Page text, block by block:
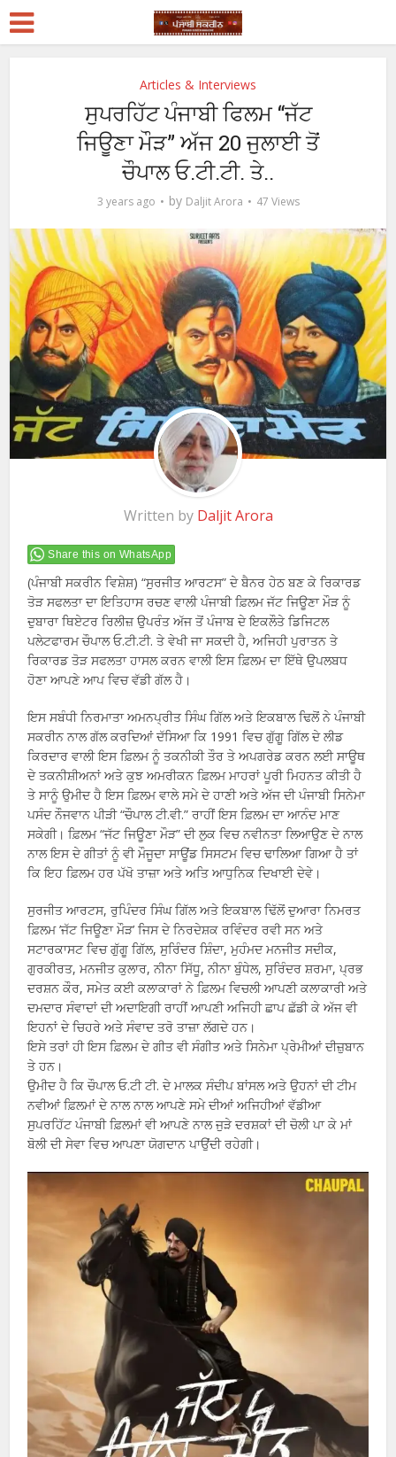
Articles & Interviews
ਸੁਪਰਹਿੱਟ ਪੰਜਾਬੀ ਫਿਲਮ “ਜੱਟ
ਜਿਊਣਾ ਮੌੜ” ਅੱਜ 20 ਜੁਲਾਈ ਤੋਂ
ਚੌਪਾਲ ਓ.ਟੀ.ਟੀ. ਤੇ..
3 years ago by Daljit Arora 47 Views
Written by Daljit Arora
Share this on WhatsApp
(ਪੰਜਾਬੀ ਸਕਰੀਨ ਵਿਸ਼ੇਸ਼) “ਸੁਰਜੀਤ ਆਰਟਸ” ਦੇ ਬੈਨਰ ਹੇਠ ਬਣ ਕੇ ਰਿਕਾਰਡ
ਤੋੜ ਸਫਲਤਾ ਦਾ ਇਤਿਹਾਸ ਰਚਣ ਵਾਲੀ ਪੰਜਾਬੀ ਫ਼ਿਲਮ ਜੱਟ ਜਿਊਣਾ ਮੌੜ ਨੂੰ
ਦੁਬਾਰਾ ਥਿਏਟਰ ਰਿਲੀਜ਼ ਉਪਰੰਤ ਅੱਜ ਤੋਂ ਪੰਜਾਬ ਦੇ ਇਕਲੌਤੇ ਡਿਜਿਟਲ
ਪਲੇਟਫਾਰਮ ਚੌਪਾਲ ਓ.ਟੀ.ਟੀ. ਤੇ ਵੇਖੀ ਜਾ ਸਕਦੀ ਹੈ, ਅਜਿਹੀ ਪੁਰਾਤਨ ਤੇ
ਰਿਕਾਰਡ ਤੋੜ ਸਫਲਤਾ ਹਾਸਲ ਕਰਨ ਵਾਲੀ ਇਸ ਫ਼ਿਲਮ ਦਾ ਇੱਥੇ ਉਪਲਬਧ
ਹੋਣਾ ਆਪਣੇ ਆਪ ਵਿਚ ਵੱਡੀ ਗੱਲ ਹੈ।
ਇਸ ਸਬੰਧੀ ਨਿਰਮਾਤਾ ਅਮਨਪ੍ਰੀਤ ਸਿੰਘ ਗਿੱਲ ਅਤੇ ਇਕਬਾਲ ਢਿਲੋਂ ਨੇ ਪੰਜਾਬੀ
ਸਕਰੀਨ ਨਾਲ ਗੱਲ ਕਰਦਿਆਂ ਦੱਸਿਆ ਕਿ 1991 ਵਿਚ ਗੁੱਗੂ ਗਿੱਲ ਦੇ ਲੀਡ
ਕਿਰਦਾਰ ਵਾਲੀ ਇਸ ਫ਼ਿਲਮ ਨੂੰ ਤਕਨੀਕੀ ਤੌਰ ਤੇ ਅਪਗਰੇਡ ਕਰਨ ਲਈ ਸਾਊਥ
ਦੇ ਤਕਨੀਸ਼ੀਅਨਾਂ ਅਤੇ ਕੁਝ ਅਮਰੀਕਨ ਫ਼ਿਲਮ ਮਾਹਰਾਂ ਪੂਰੀ ਮਿਹਨਤ ਕੀਤੀ ਹੈ
ਤੇ ਸਾਨੂੰ ਉਮੀਦ ਹੈ ਇਸ ਫ਼ਿਲਮ ਵਾਲੇ ਸਮੇ ਦੇ ਹਾਣੀ ਅਤੇ ਅੱਜ ਦੀ ਪੰਜਾਬੀ ਸਿਨੇਮਾ
ਪਸੰਦ ਨੌਜਵਾਨ ਪੀੜੀ “ਚੌਪਾਲ ਟੀ.ਵੀ.” ਰਾਹੀਂ ਇਸ ਫ਼ਿਲਮ ਦਾ ਆਨੰਦ ਮਾਣ
ਸਕੇਗੀ। ਫ਼ਿਲਮ “ਜੱਟ ਜਿਊਣਾ ਮੌੜ” ਦੀ ਲੁਕ ਵਿਚ ਨਵੀਨਤਾ ਲਿਆਉਣ ਦੇ ਨਾਲ
ਨਾਲ ਇਸ ਦੇ ਗੀਤਾਂ ਨੂੰ ਵੀ ਮੌਜੂਦਾ ਸਾਊਂਡ ਸਿਸਟਮ ਵਿਚ ਢਾਲਿਆ ਗਿਆ ਹੈ ਤਾਂ
ਕਿ ਇਹ ਫ਼ਿਲਮ ਹਰ ਪੱਖੋ ਤਾਜ਼ਾ ਅਤੇ ਅਤਿ ਆਧੁਨਿਕ ਦਿਖਾਈ ਦੇਵੇ।
ਸੁਰਜੀਤ ਆਰਟਸ, ਰੁਪਿੰਦਰ ਸਿੰਘ ਗਿੱਲ ਅਤੇ ਇਕਬਾਲ ਢਿੱਲੋਂ ਦੁਆਰਾ ਨਿਮਰਤ
ਫ਼ਿਲਮ ’ਜੱਟ ਜਿਊਣਾ ਮੌੜ’ ਜਿਸ ਦੇ ਨਿਰਦੇਸ਼ਕ ਰਵਿੰਦਰ ਰਵੀ ਸਨ ਅਤੇ
ਸਟਾਰਕਾਸਟ ਵਿਚ ਗੁੱਗੂ ਗਿੱਲ, ਸੁਰਿੰਦਰ ਸ਼ਿੰਦਾ, ਮੁਹੰਮਦ ਮਨਜੀਤ ਸਦੀਕ,
ਗੁਰਕੀਰਤ, ਮਨਜੀਤ ਕੁਲਾਰ, ਨੀਨਾ ਸਿੱਧੂ, ਨੀਨਾ ਬੁੰਧੇਲ, ਸੁਰਿੰਦਰ ਸ਼ਰਮਾ, ਪ੍ਰਭ
ਦਰਸ਼ਨ ਕੌਰ, ਸਮੇਤ ਕਈ ਕਲਾਕਾਰਾਂ ਨੇ ਫ਼ਿਲਮ ਵਿਚਲੀ ਆਪਣੀ ਕਲਾਕਾਰੀ ਅਤੇ
ਦਮਦਾਰ ਸੰਵਾਦਾਂ ਦੀ ਅਦਾਇਗੀ ਰਾਹੀਂ ਆਪਣੀ ਅਜਿਹੀ ਛਾਪ ਛੱਡੀ ਕੇ ਅੱਜ ਵੀ
ਇਹਨਾਂ ਦੇ ਚਿਹਰੇ ਅਤੇ ਸੰਵਾਦ ਤਰੋ ਤਾਜ਼ਾ ਲੱਗਦੇ ਹਨ।
ਇਸੇ ਤਰਾਂ ਹੀ ਇਸ ਫ਼ਿਲਮ ਦੇ ਗੀਤ ਵੀ ਸੰਗੀਤ ਅਤੇ ਸਿਨੇਮਾ ਪ੍ਰੇਮੀਆਂ ਦੀਜ਼ੁਬਾਨ
ਤੇ ਹਨ।
ਉਮੀਦ ਹੈ ਕਿ ਚੌਪਾਲ ਓ.ਟੀ ਟੀ. ਦੇ ਮਾਲਕ ਸੰਦੀਪ ਬਾਂਸਲ ਅਤੇ ਉਹਨਾਂ ਦੀ ਟੀਮ
ਨਵੀਆਂ ਫ਼ਿਲਮਾਂ ਦੇ ਨਾਲ ਨਾਲ ਆਪਣੇ ਸਮੇ ਦੀਆਂ ਅਜਿਹੀਆਂ ਵੱਡੀਆ
ਸੁਪਰਹਿੱਟ ਪੰਜਾਬੀ ਫ਼ਿਲਮਾਂ ਵੀ ਆਪਣੇ ਨਾਲ ਜੁੜੇ ਦਰਸ਼ਕਾਂ ਦੀ ਚੋਲੀ ਪਾ ਕੇ ਮਾਂ
ਬੋਲੀ ਦੀ ਸੇਵਾ ਵਿਚ ਆਪਣਾ ਯੋਗਦਾਨ ਪਾਉਂਦੀ ਰਹੇਗੀ।